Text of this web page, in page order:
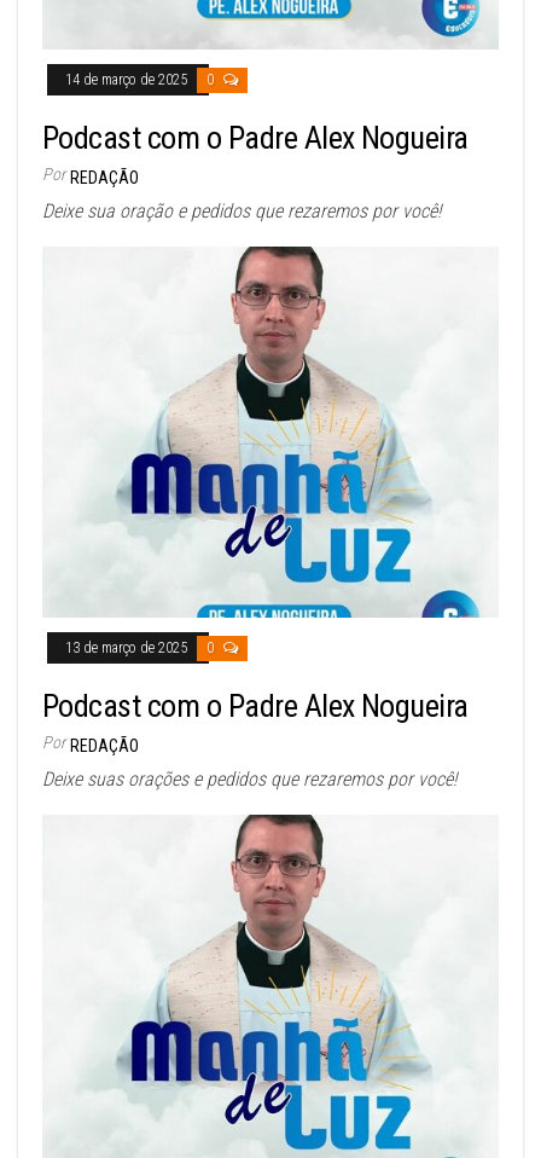
14 de março de 2025 0
Podcast com o Padre Alex Nogueira
Por REDAÇÃO
Deixe sua oração e pedidos que rezaremos por você!
13 de março de 2025 0
Podcast com o Padre Alex Nogueira
Por REDAÇÃO
Deixe suas orações e pedidos que rezaremos por você!